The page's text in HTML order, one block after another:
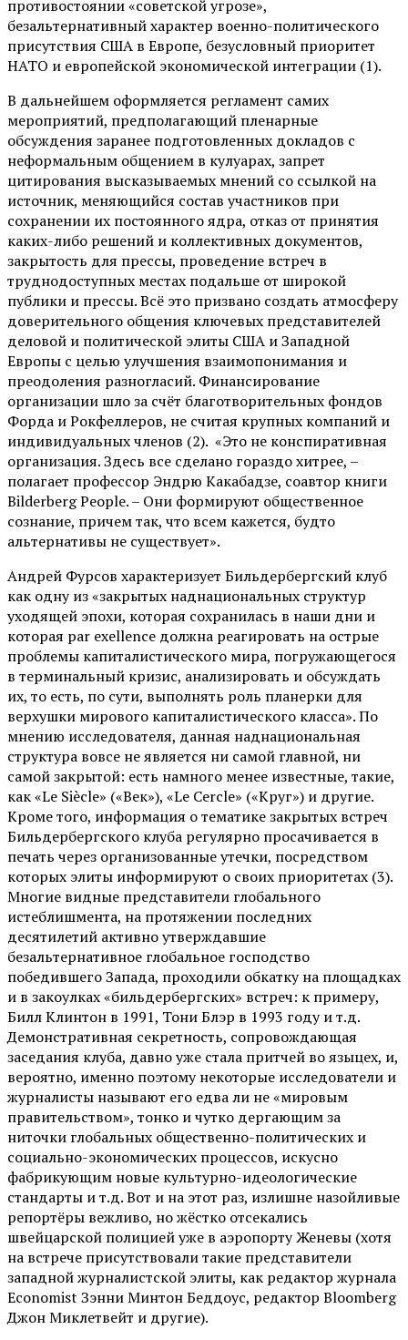
противостоянии «советской угрозе»,
безальтернативный характер военно-политического
присутствия США в Европе, безусловный приоритет
НАТО и европейской экономической интеграции (1).
В дальнейшем оформляется регламент самих
мероприятий, предполагающий пленарные
обсуждения заранее подготовленных докладов с
неформальным общением в кулуарах, запрет
цитирования высказываемых мнений со ссылкой на
источник, меняющийся состав участников при
сохранении их постоянного ядра, отказ от принятия
каких-либо решений и коллективных документов,
закрытость для прессы, проведение встреч в
труднодоступных местах подальше от широкой
публики и прессы. Всё это призвано создать атмосферу
доверительного общения ключевых представителей
деловой и политической элиты США и Западной
Европы с целью улучшения взаимопонимания и
преодоления разногласий. Финансирование
организации шло за счёт благотворительных фондов
Форда и Рокфеллеров, не считая крупных компаний и
индивидуальных членов (2). «Это не конспиративная
организация. Здесь все сделано гораздо хитрее, –
полагает профессор Эндрю Какабадзе, соавтор книги
Bilderberg People. – Они формируют общественное
сознание, причем так, что всем кажется, будто
альтернативы не существует».
Андрей Фурсов характеризует Бильдербергский клуб
как одну из «закрытых наднациональных структур
уходящей эпохи, которая сохранилась в наши дни и
которая par exellence должна реагировать на острые
проблемы капиталистического мира, погружающегося
в терминальный кризис, анализировать и обсуждать
их, то есть, по сути, выполнять роль планерки для
верхушки мирового капиталистического класса». По
мнению исследователя, данная наднациональная
структура вовсе не является ни самой главной, ни
самой закрытой: есть намного менее известные, такие,
как «Le Siècle» («Век»), «Le Cercle» («Круг») и другие.
Кроме того, информация о тематике закрытых встреч
Бильдербергского клуба регулярно просачивается в
печать через организованные утечки, посредством
которых элиты информируют о своих приоритетах (3).
Многие видные представители глобального
истеблишмента, на протяжении последних
десятилетий активно утверждавшие
безальтернативное глобальное господство
победившего Запада, проходили обкатку на площадках
и в закоулках «бильдербергских» встреч: к примеру,
Билл Клинтон в 1991, Тони Блэр в 1993 году и т.д.
Демонстративная секретность, сопровождающая
заседания клуба, давно уже стала притчей во языцех, и,
вероятно, именно поэтому некоторые исследователи и
журналисты называют его едва ли не «мировым
правительством», тонко и чутко дергающим за
ниточки глобальных общественно-политических и
социально-экономических процессов, искусно
фабрикующим новые культурно-идеологические
стандарты и т.д. Вот и на этот раз, излишне назойливые
репортёры вежливо, но жёстко отсекались
швейцарской полицией уже в аэропорту Женевы (хотя
на встрече присутствовали такие представители
западной журналистской элиты, как редактор журнала
Economist Зэнни Минтон Беддоус, редактор Bloomberg
Джон Миклетвейт и другие).